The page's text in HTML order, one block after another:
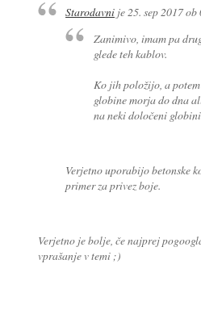
Starodavni je25. sep 2017
Zanimivo, imam pa
glede teh kablov.
Ko jih položijo, a
globine morja do dna
na neki določeni
Verjetno uporabijo betonske
primer za privez boje.
Verjetno je bolje, če najprej
vprašanje v temi ;)